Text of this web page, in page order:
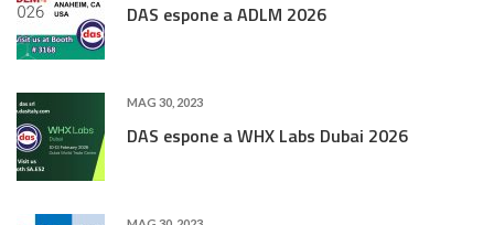
DAS espone a ADLM 2026
MAG 30, 2023
DAS espone a WHX Labs Dubai 2026